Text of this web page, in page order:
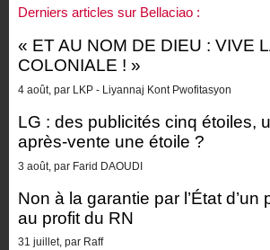
Derniers articles sur Bellaciao :
« ET AU NOM DE DIEU : VIVE
COLONIALE ! »
4 août, par LKP - Liyannaj Kont Pwofitasyon
LG : des publicités cinq étoiles,
après-vente une étoile ?
3 août, par Farid DAOUDI
Non à la garantie par l’État d’un
au profit du RN
31 juillet, par Raff